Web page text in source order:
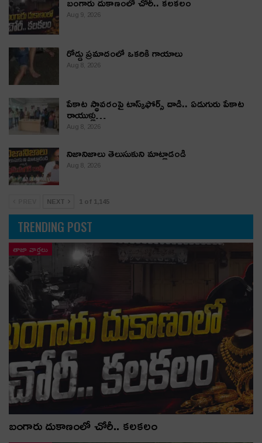
Aug 9, 2026
రోడ్డు ప్రమాదంలో ఒకరికి గాయాలు
Aug 8, 2026
పేకాట స్థావరంపై టాస్క్‌ఫోర్స్ దాడి.. ఏడుగురు పేకాట
రాయుళ్లు…
Aug 8, 2026
నిజానిజాలు తెలుసుకుని మాట్లాడండి
Aug 8, 2026
NEXT 1 of 1,145
TRENDING POST
తాజా వార్తలు
బంగారు దుకాణంలో చోరీ.. కలకలం